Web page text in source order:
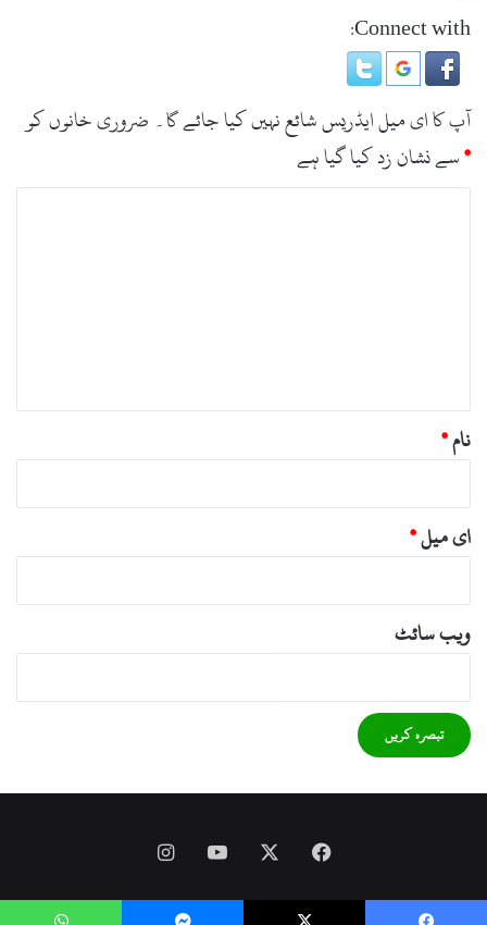
Connect with:
آپ کا ای میل ایڈریس شائع نہیں کیا جائے گا۔ ضروری خانوں کو
*سے نشان زد کیا گیا ہے
نام*
ای میل*
ویب‌ سائٹ
Facebook
YouTube
Instagram